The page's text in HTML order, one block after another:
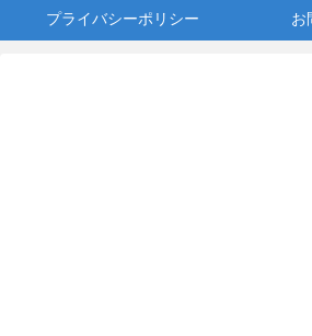
プライバシーポリシー お